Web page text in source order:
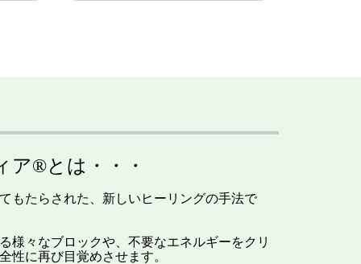
ア®とは・・・
もたらされた、新しいヒーリングの手法で
様々なブロックや、不要なエネルギーをクリ
性に再び目覚めさせます。